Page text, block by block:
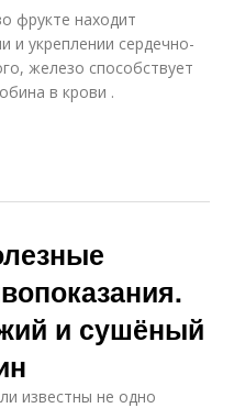
фрукте находит
и укреплении сердечно-
железо способствует
в крови .
и сушёный
известны не одно